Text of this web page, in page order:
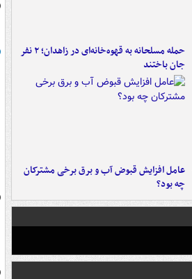
حمله مسلحانه به قهوه‌خانه‌ای در زاهدان؛ ۲ نفر
جان باختند
عامل افزایش قبوض آب و برق برخی مشترکان
چه بود؟